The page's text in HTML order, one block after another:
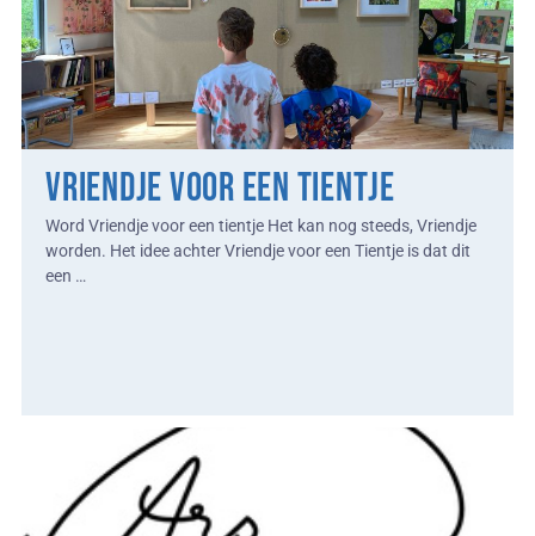
Vriendje voor een tientje
Word Vriendje voor een tientje Het kan nog steeds, Vriendje
worden. Het idee achter Vriendje voor een Tientje is dat dit
een …